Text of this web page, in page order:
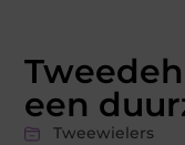
een
Tweewielers